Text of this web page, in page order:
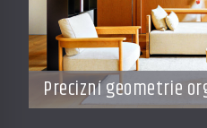
Precizní geometrie